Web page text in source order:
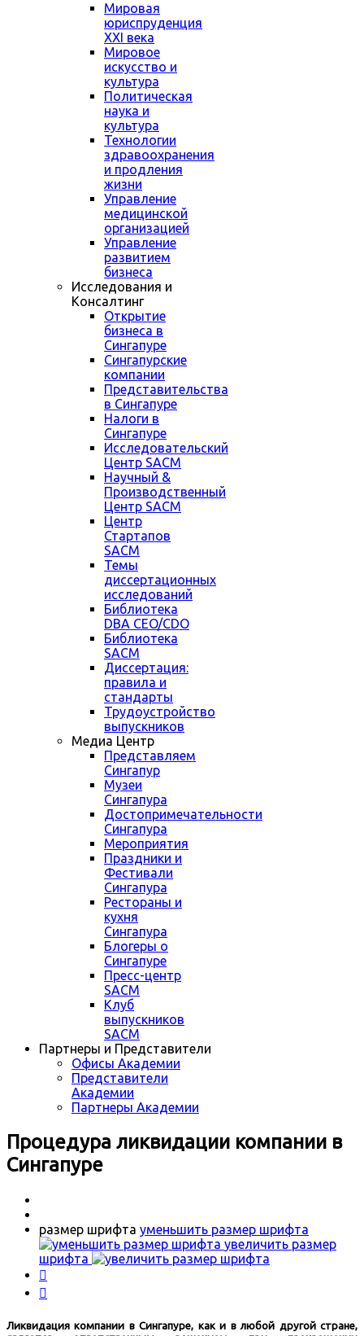
Мировая
юриспруденция
XXI века
Мировое
искусство и
культура
Политическая
наука и
культура
Технологии
здравоохранения
и продления
жизни
Управление
медицинской
организацией
Управление
развитием
бизнеса
Исследования и
Консалтинг
Открытие
бизнеса в
Сингапуре
Сингапурские
компании
Представительства
в Сингапуре
Налоги в
Сингапуре
Исследовательский
Центр SACM
Научный &
Производственный
Центр SACM
Центр
Стартапов
SACM
Темы
диссертационных
исследований
Библиотека
DBA CEO/CDO
Библиотека
SACM
Диссертация:
правила и
стандарты
Трудоустройство
выпускников
Медиа Центр
Представляем
Сингапур
Музеи
Сингапура
Достопримечательности
Сингапура
Мероприятия
Праздники и
Фестивали
Сингапура
Рестораны и
кухня
Сингапура
Блогеры о
Сингапуре
Пресс-центр
SACM
Клуб
выпускников
SACM
Партнеры и Представители
Офисы Академии
Представители
Академии
Партнеры Академии
Процедура ликвидации компании в
Сингапуре
размер шрифта уменьшить размер шрифта
увеличить размер
шрифта


Ликвидация компании в Сингапуре, как и в любой другой стране,